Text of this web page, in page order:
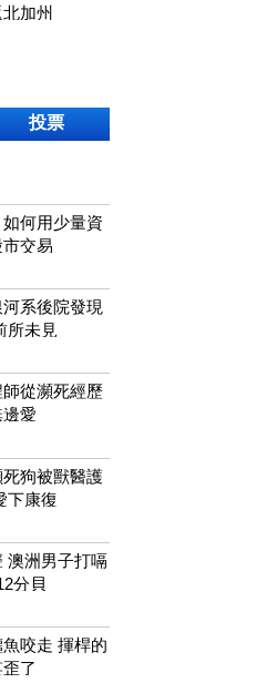
加州
投票
何用少量資
交易
系後院發現
所未見
從瀕死經歷
愛
狗被獸醫護
下康復
澳洲男子打嗝
分貝
咬走 揮桿的
了